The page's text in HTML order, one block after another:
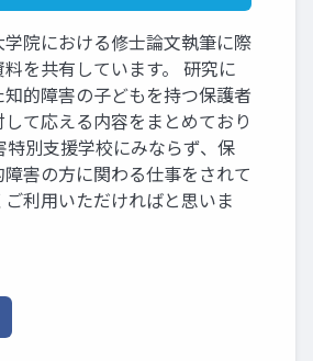
院における修士論文執筆に際
を共有しています。 研究に
的障害の子どもを持つ保護者
て応える内容をまとめており
特別支援学校にみならず、保
害の方に関わる仕事をされて
利用いただければと思いま